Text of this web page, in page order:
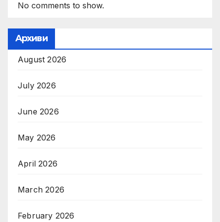
No comments to show.
Архиви
August 2026
July 2026
June 2026
May 2026
April 2026
March 2026
February 2026